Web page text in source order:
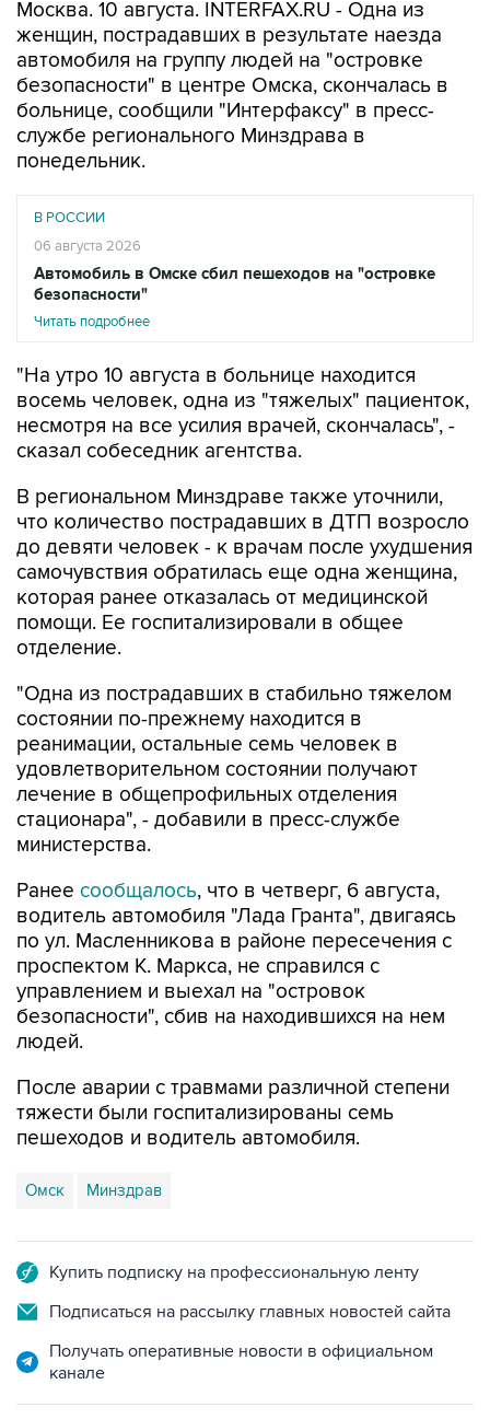
автомобиля на группу людей на "островке
безопасности" в центре Омска, скончалась в
больнице, сообщили "Интерфаксу" в пресс-
службе регионального Минздрава в
понедельник.
В РОССИИ
Автомобиль в Омске сбил пешеходов на "островке
безопасности"
Читать подробнее
"На утро 10 августа в больнице находится
несмотря на все усилия врачей, скончалась", -
сказал собеседник агентства.
В региональном Минздраве также уточнили,
до девяти человек - к врачам после ухудшения
самочувствия обратилась еще одна женщина,
которая ранее отказалась от медицинской
помощи. Ее госпитализировали в общее
отделение.
"Одна из пострадавших в стабильно тяжелом
реанимации, остальные семь человек в
удовлетворительном состоянии получают
лечение в общепрофильных отделения
стационара", - добавили в пресс-службе
министерства.
Ранеесообщалось
по ул. Масленникова в районе пересечения с
проспектом К. Маркса, не справился с
управлением и выехал на "островок
безопасности", сбив на находившихся на нем
людей.
После аварии с травмами различной степени
пешеходов и водитель автомобиля.
Омск Минздрав
Подписаться на рассылку главных новостей сайта
Получать оперативные новости в официальном